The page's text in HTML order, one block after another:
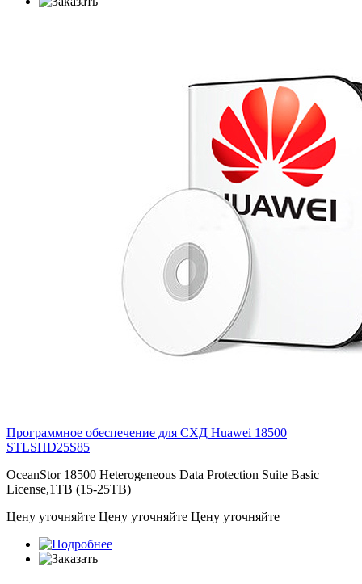
Программное обеспечение для СХД Huawei 18500
STLSHD25S85
OceanStor 18500 Heterogeneous Data Protection Suite Basic
License,1TB (15-25TB)
Цену уточняйте Цену уточняйте Цену уточняйте